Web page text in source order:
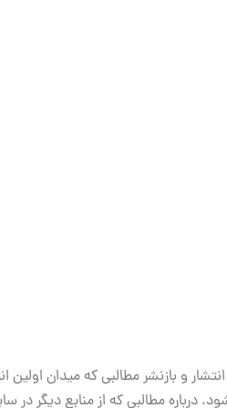
و بازنشر مطالبی که میدان
درباره مطالبی که از منابع دیگر در